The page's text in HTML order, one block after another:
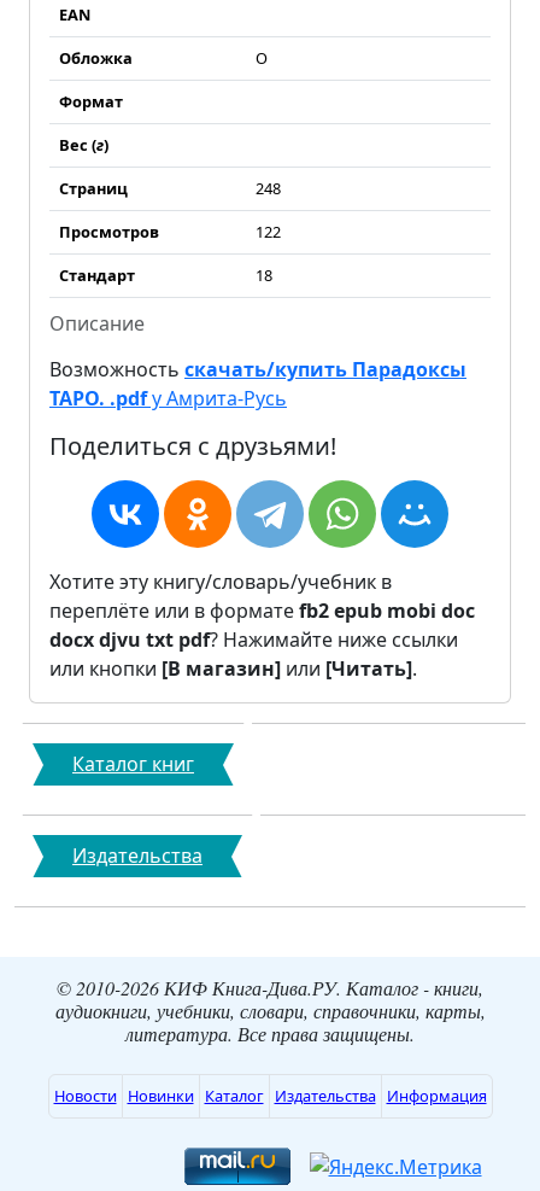
EAN
Обложка
О
Формат
Вес (г)
Страниц
248
Просмотров
122
Стандарт
18
Описание
Возможность скачать/купить Парадоксы
ТАРО. .pdfу Амрита-Русь
Поделиться с друзьями!
Хотите эту книгу/словарь/учебник в
переплёте или в форматеfb2epub mobi doc
docxdjvu txt pdf? Нажимайте ниже ссылки
или кнопки [В магазин] или [Читать].
Каталог книг
Издательства
© 2010-2026 КИФ Книга-Дива.РУ. Каталог - книги,
аудиокниги, учебники, словари, справочники, карты,
литература. Все права защищены.
Новости Новинки Каталог Издательства Информация